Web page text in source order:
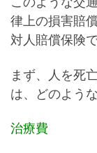
律上の損害賠
対人賠償保険で
まず、人を死
は、どのよう
治療費